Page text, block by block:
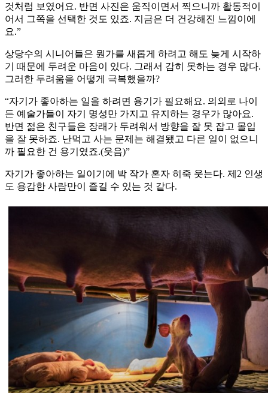
것처럼 보였어요. 반면 사진은 움직이면서 찍으니까 활동적이
어서 그쪽을 선택한 것도 있죠. 지금은 더 건강해진 느낌이에
요.”
상당수의 시니어들은 뭔가를 새롭게 하려고 해도 늦게 시작하
기 때문에 두려운 마음이 있다. 그래서 감히 못하는 경우 많다.
그러한 두려움을 어떻게 극복했을까?
“자기가 좋아하는 일을 하려면 용기가 필요해요. 의외로 나이
든 예술가들이 자기 명성만 가지고 유지하는 경우가 많아요.
반면 젊은 친구들은 장래가 두려워서 방향을 잘 못 잡고 몰입
을 잘 못하죠. 난먹고 사는 문제는 해결됐고 다른 일이 없으니
까 필요한 건 용기였죠.(웃음)”
자기가 좋아하는 일이기에 박 작가 혼자 히죽 웃는다. 제2 인생
도 용감한 사람만이 즐길 수 있는 것 같다.